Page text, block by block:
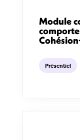
Module
Présentiel